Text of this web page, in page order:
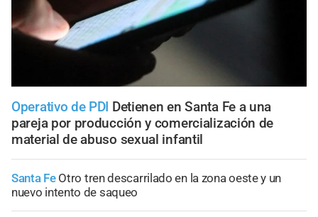
Operativo de PDI Detienen en Santa Fe a una
pareja por producción y comercialización de
material de abuso sexual infantil
Santa Fe Otro tren descarrilado en la zona oeste y un
nuevo intento de saqueo